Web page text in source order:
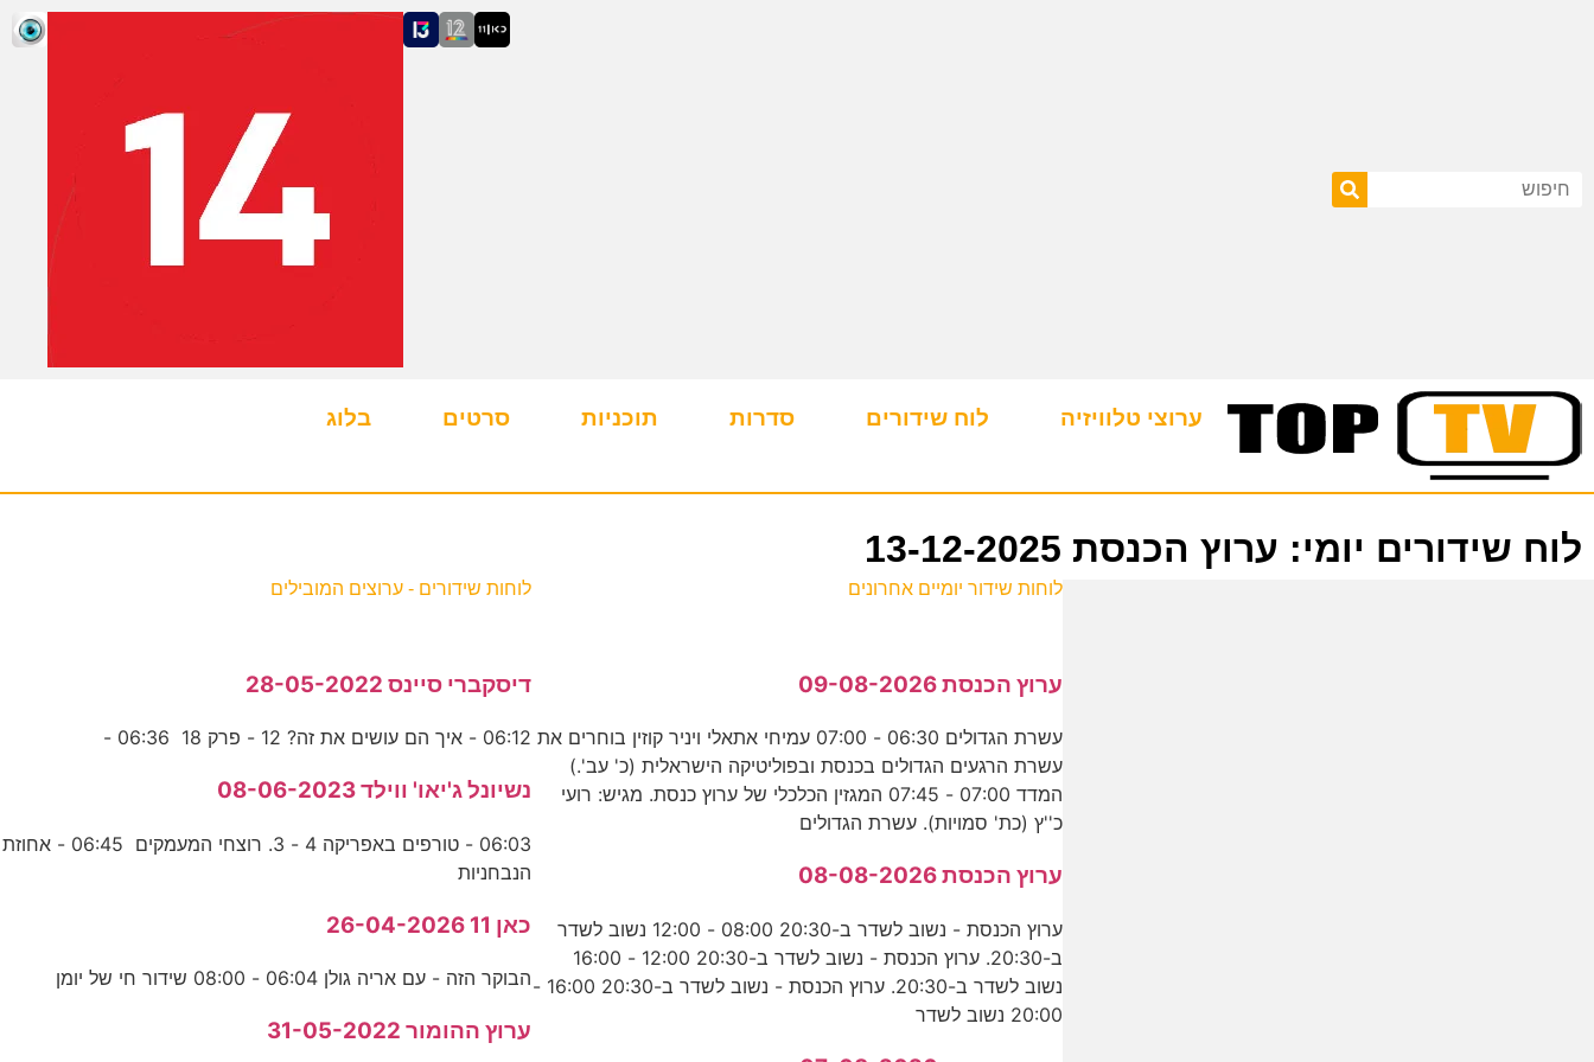
ערוצי טלוויזיה לוח שידורים סדרות תוכניות סרטים בלוג
לוח שידורים יומי: ערוץ הכנסת 13-12-2025
לוחות שידור יומיים אחרונים
ערוץ הכנסת 09-08-2026
עשרת הגדולים 06:30 - 07:00 עמיחי אתאלי ויניר קוזין בוחרים את
עשרת הרגעים הגדולים בכנסת ובפוליטיקה הישראלית (כ' עב'.)
המדד 07:00 - 07:45 המגזין הכלכלי של ערוץ כנסת. מגיש: רועי
כ''ץ (כת' סמויות). עשרת הגדולים
ערוץ הכנסת 08-08-2026
ערוץ הכנסת - נשוב לשדר ב-20:30 08:00 - 12:00 נשוב לשדר
ב-20:30. ערוץ הכנסת - נשוב לשדר ב-20:30 12:00 - 16:00
נשוב לשדר ב-20:30. ערוץ הכנסת - נשוב לשדר ב-20:30 16:00 -
20:00 נשוב לשדר
לוחות שידורים - ערוצים המובילים
דיסקברי סיינס 28-05-2022
06:12 - איך הם עושים את זה? 12 - פרק 18 06:36 -
נשיונל ג'יאו' ווילד 08-06-2023
06:03 - טורפים באפריקה 4 - 3. רוצחי המעמקים 06:45 - אחוזת
הנבחניות
כאן 11 26-04-2026
הבוקר הזה - עם אריה גולן 06:04 - 08:00 שידור חי של יומן
ערוץ ההומור 31-05-2022